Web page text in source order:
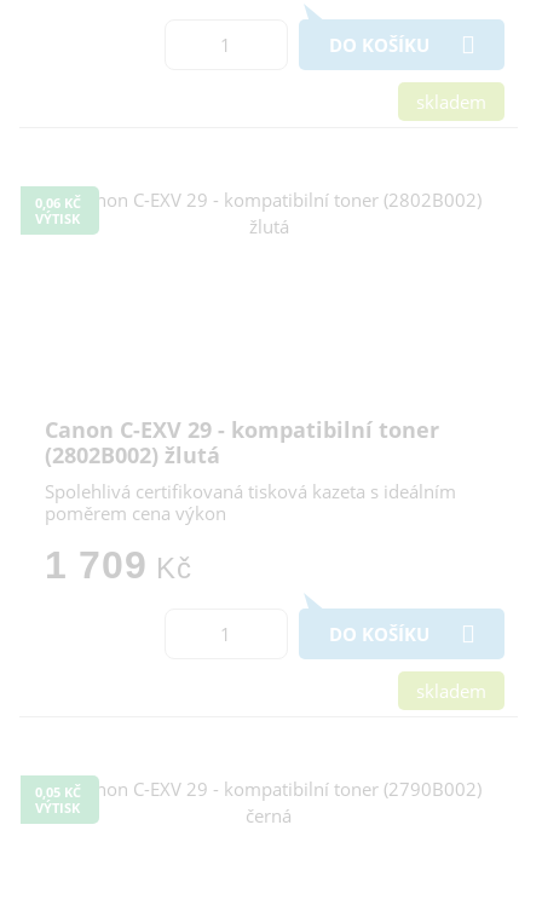
DO KOŠÍKU
skladem
0,06 KČ
VÝTISK
Canon C-EXV 29 - kompatibilní toner
(2802B002) žlutá
Spolehlivá certifikovaná tisková kazeta s ideálním
poměrem cena výkon
1 709 Kč
DO KOŠÍKU
skladem
0,05 KČ
VÝTISK